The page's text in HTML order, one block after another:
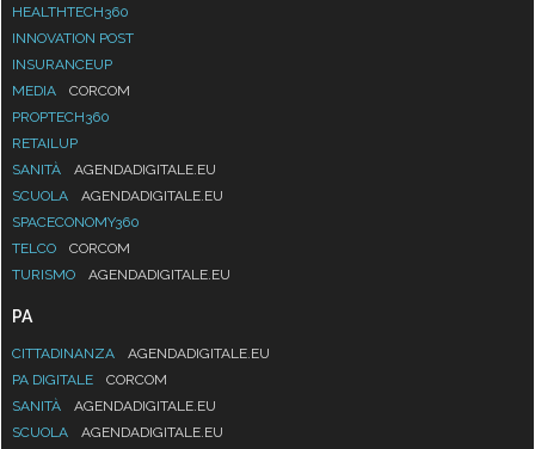
HEALTHTECH360
INNOVATION POST
INSURANCEUP
MEDIA
CORCOM
PROPTECH360
RETAILUP
SANITÀ
AGENDADIGITALE.EU
SCUOLA
AGENDADIGITALE.EU
SPACECONOMY360
TELCO
CORCOM
TURISMO
AGENDADIGITALE.EU
PA
CITTADINANZA
AGENDADIGITALE.EU
PA DIGITALE
CORCOM
SANITÀ
AGENDADIGITALE.EU
SCUOLA
AGENDADIGITALE.EU